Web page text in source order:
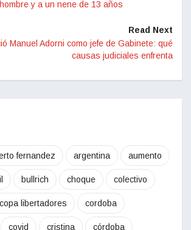
y a un nene de 13 años
Read Next
Manuel Adorni como jefe de Gabinete: qué
causas judiciales enfrenta
fernandez argentina aumento
bullrich choque colectivo
copa libertadores cordoba
covid cristina córdoba